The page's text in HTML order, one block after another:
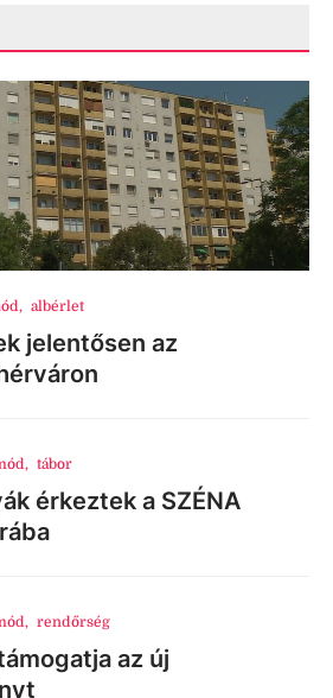
, albérlet
jelentősen az
, tábor
érkeztek a SZÉNA
, rendőrség
az új